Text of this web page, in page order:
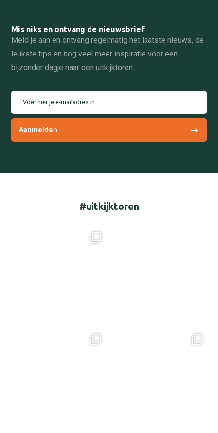
Mis niks en ontvang de nieuwsbrief
Meld je aan en ontvang regelmatig het laatste nieuws, de
leukste tips en nog veel meer inspiratie voor een
bijzonder dagje naar een uitkijktoren.
Voer hier je e-mailadres in
#uitkijktoren